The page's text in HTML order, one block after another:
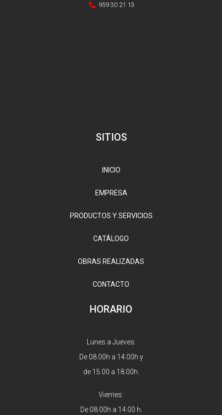
959 30 21 13
SITIOS
INICIO
EMPRESA
PRODUCTOS Y SERVICIOS
CATÁLOGO
OBRAS REALIZADAS
CONTACTO
HORARIO
Lunes a Jueves:
De 08.00h a 14.00h y
de 15.00 a 18.00h.
Viernes:
De 08.00h a 14.00 h.